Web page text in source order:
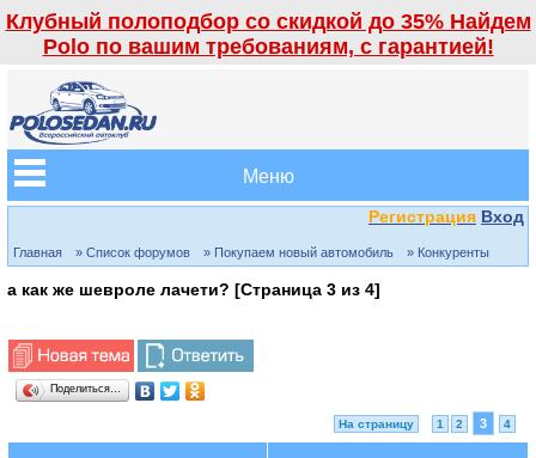
Клубный полоподбор со скидкой до 35% Найдем
Polo по вашим требованиям, с гарантией!
Меню
Регистрация Вход
Главная » Список форумов » Покупаем новый автомобиль » Конкуренты
а как же шевроле лачети? [Страница 3 из 4]
Поделиться…
На страницу 1 2 3 4